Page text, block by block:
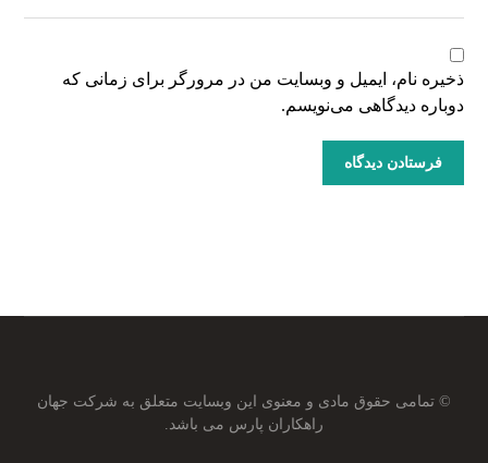
ذخیره نام، ایمیل و وبسایت من در مرورگر برای زمانی که
دوباره دیدگاهی می‌نویسم.
© تمامی حقوق مادی و معنوی این وبسایت متعلق به شرکت جهان
راهکاران پارس می باشد.